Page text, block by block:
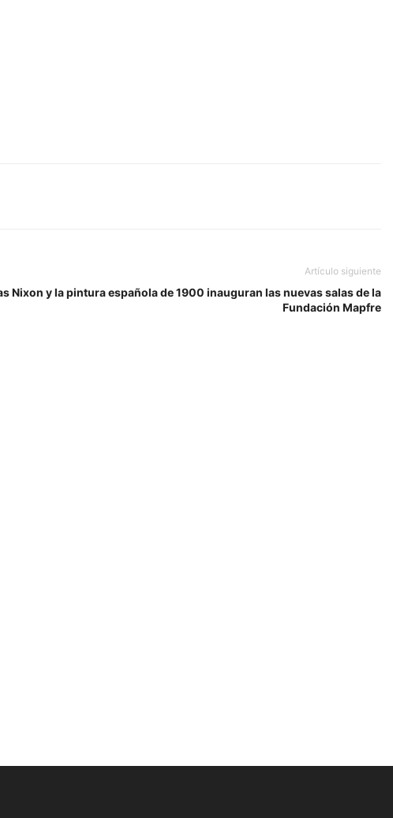
Artículo siguiente
Nixon y la pintura española de 1900 inauguran las nuevas salas de la
Fundación Mapfre